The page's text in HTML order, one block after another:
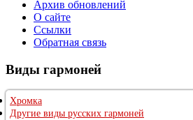
Архив обновлений
О сайте
Ссылки
Обратная связь
Виды гармоней
Хромка
Другие виды русских гармоней